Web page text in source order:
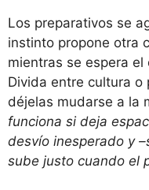
Los preparativos se
instinto propone otra
mientras se espera
Divida entre cultura o
déjelas mudarse a la
funciona si deja
desvío inesperado y
sube justo cuando el